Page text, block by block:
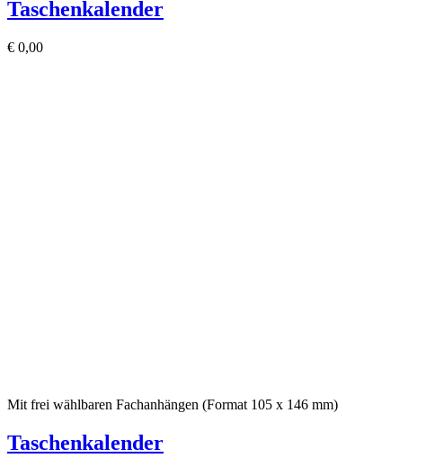
Taschenkalender
€ 0,00
Mit frei wählbaren Fachanhängen (Format 105 x 146 mm)
Taschenkalender